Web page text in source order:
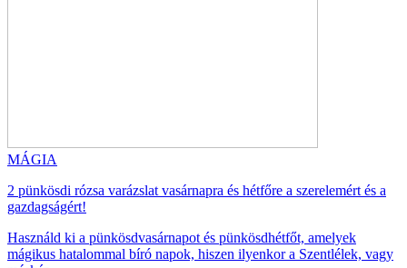
MÁGIA
2 pünkösdi rózsa varázslat vasárnapra és hétfőre a szerelemért és a
gazdagságért!
Használd ki a pünkösdvasárnapot és pünkösdhétfőt, amelyek
mágikus hatalommal bíró napok, hiszen ilyenkor a Szentlélek, vagy